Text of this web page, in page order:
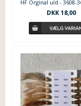
DKK18,00